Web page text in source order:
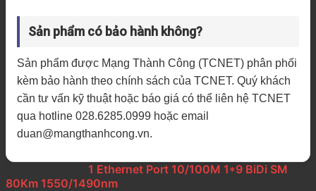
Sản phẩm có bảo hành không?
Sản phẩm được Mạng Thành Công (TCNET) phân phối
kèm bảo hành theo chính sách của TCNET. Quý khách
cần tư vấn kỹ thuật hoặc báo giá có thể liên hệ TCNET
qua hotline 028.6285.0999 hoặc email
duan@mangthanhcong.vn.
1 Ethernet Port 10/100M 1*9 BiDi SM
80Km 1550/1490nm